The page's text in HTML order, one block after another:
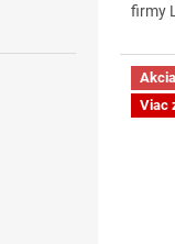
firmy
Akcia
Viac